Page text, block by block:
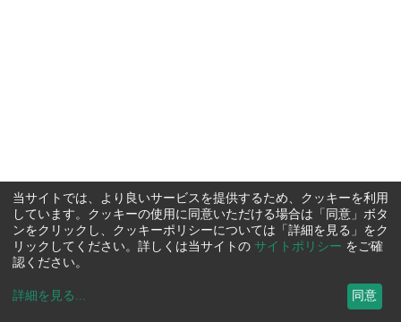
当サイトでは、より良いサービスを提供するため、クッキーを利用
しています。クッキーの使用に同意いただける場合は「同意」ボタ
ンをクリックし、クッキーポリシーについては「詳細を見る」をク
リックしてください。詳しくは当サイトの サイトポリシー をご確
認ください。
詳細を見る ... 同意